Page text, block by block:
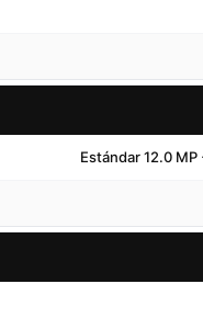
Estándar 12.0